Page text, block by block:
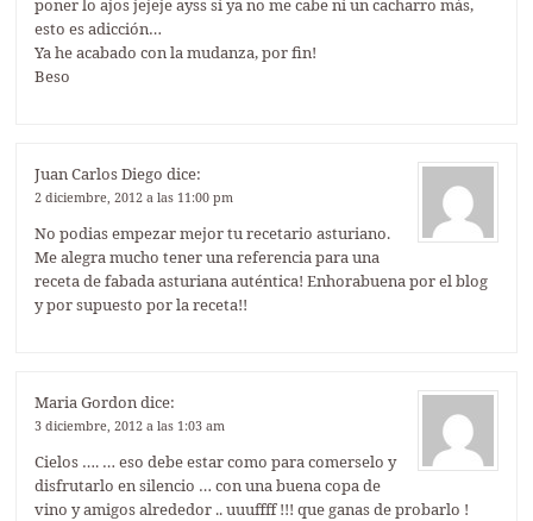
poner lo ajos jejeje ayss si ya no me cabe ni un cacharro más,
esto es adicción…
Ya he acabado con la mudanza, por fin!
Beso
Juan Carlos Diego dice:
2 diciembre, 2012 a las 11:00 pm
No podias empezar mejor tu recetario asturiano.
Me alegra mucho tener una referencia para una
receta de fabada asturiana auténtica! Enhorabuena por el blog
y por supuesto por la receta!!
Maria Gordondice:
3 diciembre, 2012 a las 1:03 am
Cielos …. … eso debe estar como para comerselo y
disfrutarlo en silencio … con una buena copa de
vino y amigos alrededor .. uuuffff !!! que ganas de probarlo !